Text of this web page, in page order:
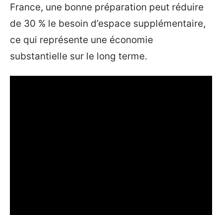
France, une bonne préparation peut réduire
de 30 % le besoin d’espace supplémentaire,
ce qui représente une économie
substantielle sur le long terme.